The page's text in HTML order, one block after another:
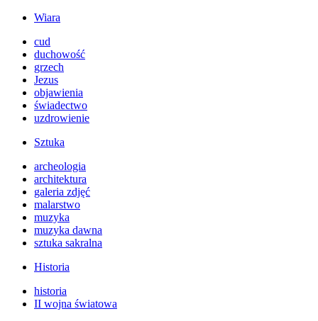
Wiara
cud
duchowość
grzech
Jezus
objawienia
świadectwo
uzdrowienie
Sztuka
archeologia
architektura
galeria zdjęć
malarstwo
muzyka
muzyka dawna
sztuka sakralna
Historia
historia
II wojna światowa